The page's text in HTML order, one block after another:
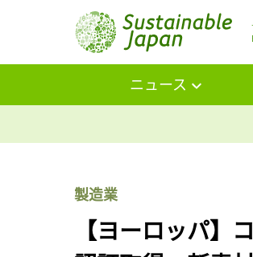
ニュース
製造業
【ヨーロッパ】